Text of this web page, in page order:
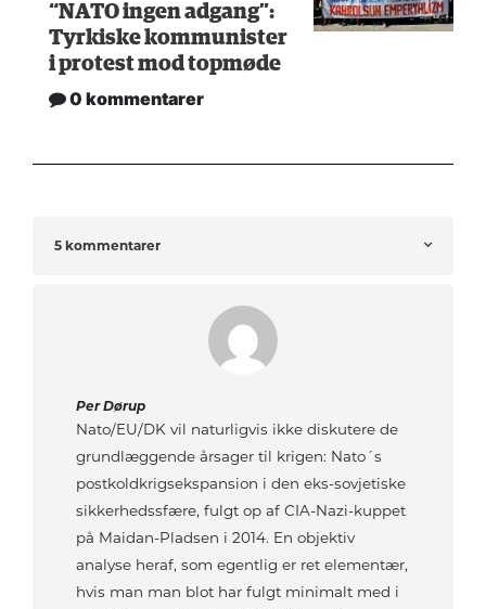
“NATO ingen adgang”:
Tyrkiske kommunister
i protest mod topmøde
0 kommentarer
5 kommentarer
Per Dørup
Nato/EU/DK vil naturligvis ikke diskutere de
grundlæggende årsager til krigen: Nato´s
postkoldkrigsekspansion i den eks-sovjetiske
sikkerhedssfære, fulgt op af CIA-Nazi-kuppet
på Maidan-Pladsen i 2014. En objektiv
analyse heraf, som egentlig er ret elementær,
hvis man man blot har fulgt minimalt med i